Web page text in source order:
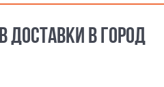
ДОСТАВКИ В ГОРОД